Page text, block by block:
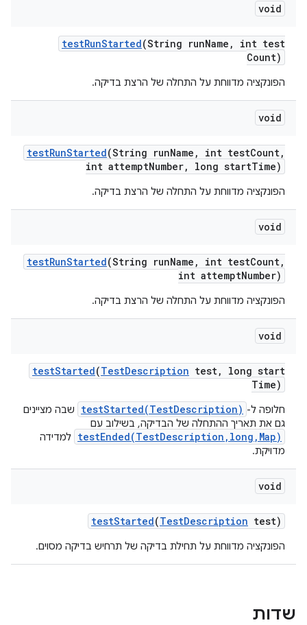
void
testRunStarted(String runName ,
int test
Count)
הפונקציה מדווחת על התחלה של הרצת בדיקה.
void
testRunStarted(String runName , int testCount,
int attemptNumber, long startTime)
הפונקציה מדווחת על התחלה של הרצת בדיקה.
void
testRunStarted(String runName , int testCount,
int attemptNumber)
הפונקציה מדווחת על התחלה של הרצת בדיקה.
void
testStarted(TestDescription test,
long start
Time)
חלופה ל- testStarted(TestDescription)
שבה מציינים
גם את תאריך ההתחלה של הבדיקה, בשילוב עם
testEnded(TestDescription,long,Map) למדידה
מדויקת.
void
testStarted(TestDescription test)
הפונקציה מדווחת על תחילת בדיקה של תרחיש בדיקה מסוים.
שדות